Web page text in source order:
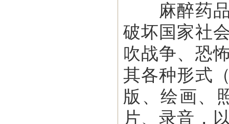
麻醉药品
破坏国家社
吹战争、恐
其各种形式
版、绘画、
片、录音，